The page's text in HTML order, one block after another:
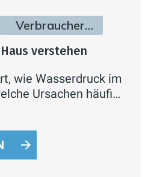
Verbraucherinfos
verstehen
wie Wasserdruck im
Ursachen häufig